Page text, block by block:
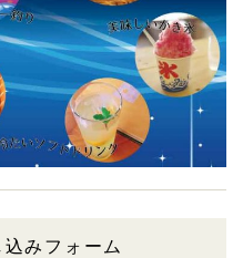
みフォーム